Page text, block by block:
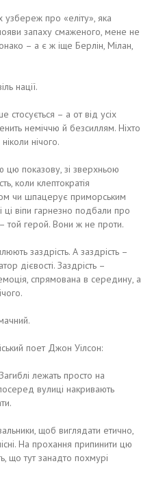
узбереж про «еліту», яка
запаху смаженого, мене не
– а є ж іще Берлін, Мілан,
нації.
– а от від усіх
неміччю й безсиллям. Ніхто
нічого.
цю показову, зі зверхньою
коли клептократія
чи шпацерує приморським
віпи гарнезно подбали про
той герой. Вони ж не проти.
заздрість. А заздрість –
дієвості. Заздрість –
спрямована в середину, а
поет Джон Уілсон:
лежать просто на
вулиці накривають
щоб виглядати етично,
На прохання припинити цю
що тут занадто похмурі